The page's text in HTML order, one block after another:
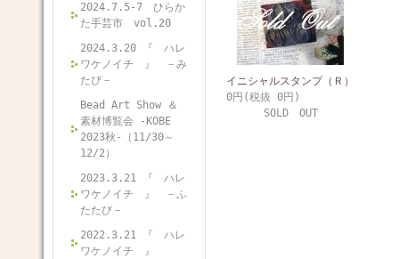
2024.7.5-7 ひらか
た手芸市 vol.20
2024.3.20 『 ハレ
ワケノイチ 』 －み
たび－
Bead Art Show ＆
素材博覧会 -KOBE
2023秋-（11/30～
12/2）
2023.3.21 『 ハレ
ワケノイチ 』 －ふ
たたび－
2022.3.21 『 ハレ
ワケノイチ 』
イニシャルスタンプ（Ｒ）
0円(税抜 0円)
SOLD OUT